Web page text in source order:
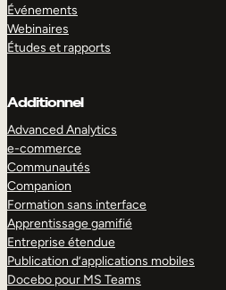
Événements
Webinaires
Études et rapports
Additionnel
Advanced Analytics
e-commerce
Communautés
Companion
Formation sans interface
Apprentissage gamifié
Entreprise étendue
Publication d’applications mobiles
Docebo pour MS Teams